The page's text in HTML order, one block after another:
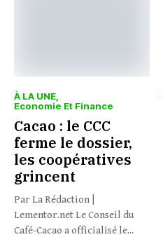
À LA UNE
Economie Et Finance
Cacao : le CCC
ferme le dossier,
les coopératives
grincent
Par La Rédaction |
Lementor.net Le Conseil du
Café-Cacao a officialisé le...